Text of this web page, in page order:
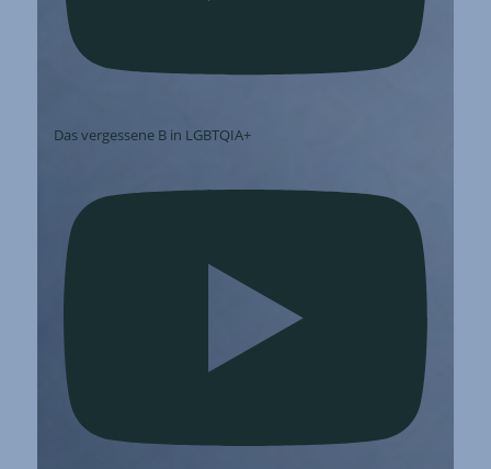
Das vergessene B in LGBTQIA+